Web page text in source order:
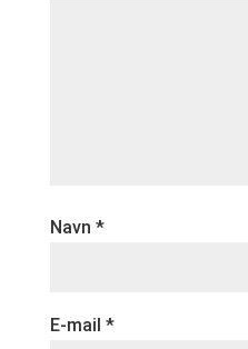
Navn *
E-mail *